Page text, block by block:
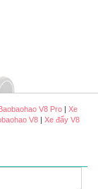
Màu Hồng
V8 Pro | Xe
V8 | Xe đẩy V8